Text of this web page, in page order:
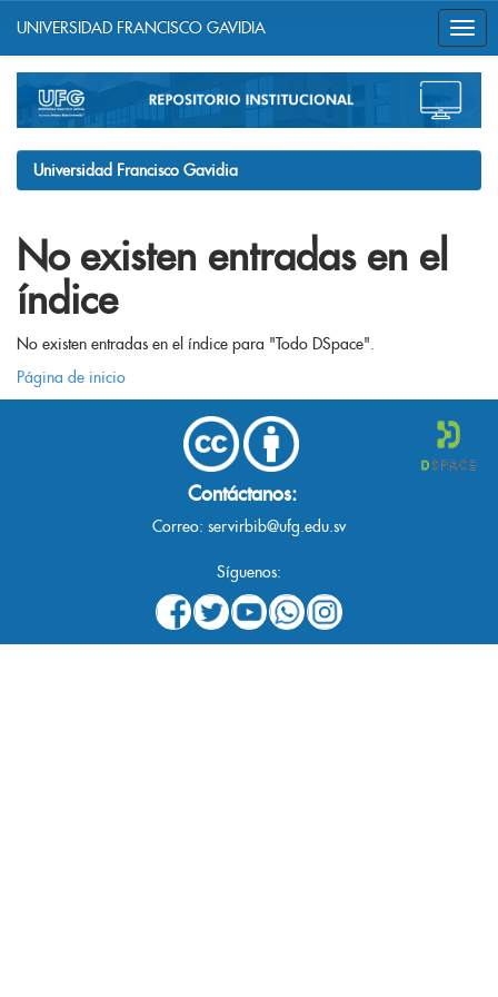
navigation
UNIVERSIDAD FRANCISCO GAVIDIA
Universidad Francisco Gavidia
No existen entradas en el
índice
No existen entradas en el índice para "Todo DSpace".
Página de inicio
Contáctanos:
Correo: servirbib@ufg.edu.sv
Síguenos: